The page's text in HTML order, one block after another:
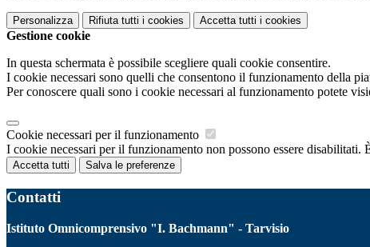
Personalizza Rifiuta tutti i cookies Accetta tutti i cookies
Gestione cookie
In questa schermata è possibile scegliere quali cookie consentire.
I cookie necessari sono quelli che consentono il funzionamento della
Per conoscere quali sono i cookie necessari al funzionamento potete
Cookie necessari per il funzionamento
I cookie necessari per il funzionamento non possono essere
Accetta tutti Salva le preferenze
Contatti
Istituto Omnicomprensivo "I. Bachmann" - Tarvisio